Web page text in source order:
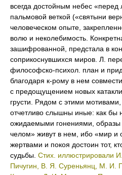
всегда достойным небес
пальмовой веткой («святыни
человеческом опыте,
волю и неколебимость.
зашифрованной, предстала в
соприкоснувшихся миров. Л.
философско-психол. план и
благодаря к-рому в нем
с предощущением новых
грусти. Рядом с этими
отчетливо слышны иные: как бы
ожидаемыми гонениями, образы
челом» живут в нем, ибо «мир и
жертвами и покоя достоин тот,
судьбы. Стих. иллюстрировали
Пичугин, В. Я. Суреньянц, М. И.